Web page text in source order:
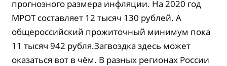
прогнозного размера инфляции. На 2020 год
МРОТ составляет 12 тысяч 130 рублей. А
общероссийский прожиточный минимум пока
11 тысяч 942 рубля.Загвоздка здесь может
оказаться вот в чём. В разных регионах России